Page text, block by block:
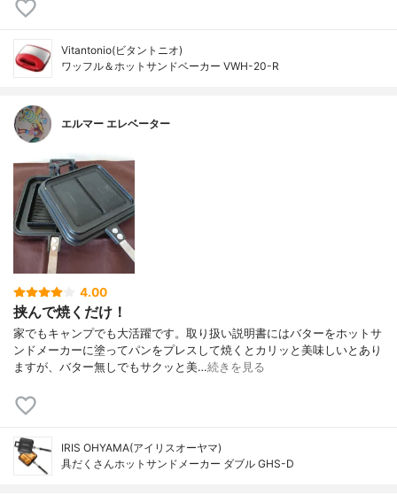
Vitantonio(ビタントニオ)
ワッフル＆ホットサンドベーカー VWH-20-R
エルマー エレベーター
4.00
挟んで焼くだけ！
家でもキャンプでも大活躍です。取り扱い説明書にはバターをホットサ
ンドメーカーに塗ってパンをプレスして焼くとカリッと美味しいとあり
ますが、バター無しでもサクッと美…続きを見る
IRIS OHYAMA(アイリスオーヤマ)
具だくさんホットサンドメーカー ダブル GHS-D